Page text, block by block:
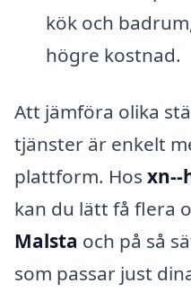
kök och
högre kostnad.
Att jämföra olika
tjänster är enkelt
plattform. Hos xn--
kan du lätt få flera
Malsta och på så
som passar just